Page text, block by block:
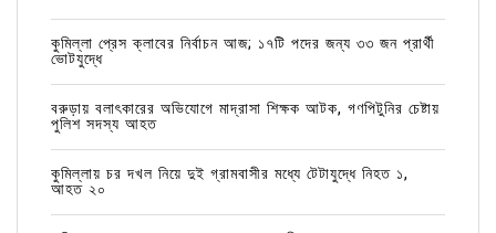
কুমিল্লা প্রেস ক্লাবের নির্বাচন আজ; ১৭টি পদের জন্য ৩৩ জন প্রার্থী
ভোটযুদ্ধে
বরুড়ায় বলাৎকারের অভিযোগে মাদ্রাসা শিক্ষক আটক, গণপিটুনির চেষ্টায়
পুলিশ সদস্য আহত
কুমিল্লায় চর দখল নিয়ে দুই গ্রামবাসীর মধ্যে টেটাযুদ্ধে নিহত ১,
আহত ২০